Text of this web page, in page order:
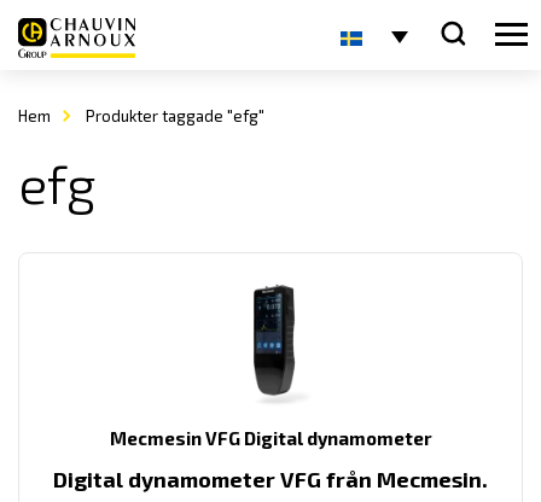
Hem Produkter taggade "efg"
efg
Mecmesin VFG Digital dynamometer
Digital dynamometer VFG från Mecmesin.